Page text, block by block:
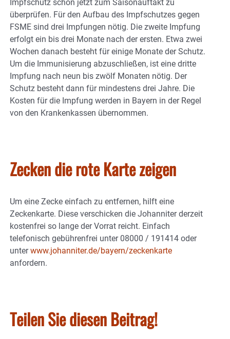
Impfschutz schon jetzt zum Saisonauftakt zu
überprüfen. Für den Aufbau des Impfschutzes gegen
FSME sind drei Impfungen nötig. Die zweite Impfung
erfolgt ein bis drei Monate nach der ersten. Etwa zwei
Wochen danach besteht für einige Monate der Schutz.
Um die Immunisierung abzuschließen, ist eine dritte
Impfung nach neun bis zwölf Monaten nötig. Der
Schutz besteht dann für mindestens drei Jahre. Die
Kosten für die Impfung werden in Bayern in der Regel
von den Krankenkassen übernommen.
Zecken die rote Karte zeigen
Um eine Zecke einfach zu entfernen, hilft eine
Zeckenkarte. Diese verschicken die Johanniter derzeit
kostenfrei so lange der Vorrat reicht. Einfach
telefonisch gebührenfrei unter 08000 / 191414 oder
unterwww.johanniter.de/bayern/zeckenkarte
anfordern.
Teilen Sie diesen Beitrag!